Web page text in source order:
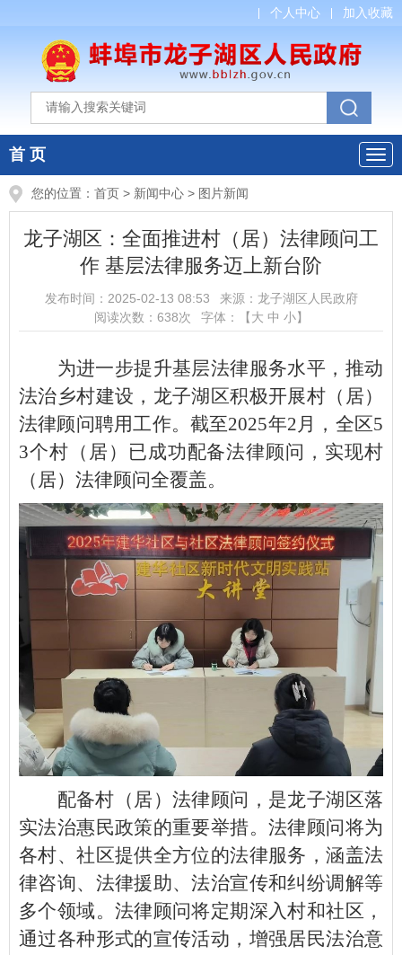
个人中心 加入收藏
首 页
您的位置： 首页 > 新闻中心 > 图片新闻
龙子湖区：全面推进村（居）法律顾问工
作 基层法律服务迈上新台阶
发布时间： 2025-02-13 08:53 来源： 龙子湖区人民政府
阅读次数： 638次 字体：【大 中 小】
为进一步提升基层法律服务水平，推动
法治乡村建设，龙子湖区积极开展村（居）
法律顾问聘用工作。截至2025年2月，全区5
3个村（居）已成功配备法律顾问，实现村
（居）法律顾问全覆盖。
配备村（居）法律顾问，是龙子湖区落
实法治惠民政策的重要举措。法律顾问将为
各村、社区提供全方位的法律服务，涵盖法
律咨询、法律援助、法治宣传和纠纷调解等
多个领域。法律顾问将定期深入村和社区，
通过各种形式的宣传活动，增强居民法治意